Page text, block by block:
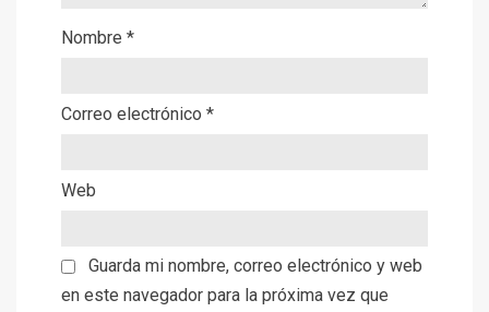
Nombre *
Correo electrónico *
Web
Guarda mi nombre, correo electrónico y web
en este navegador para la próxima vez que